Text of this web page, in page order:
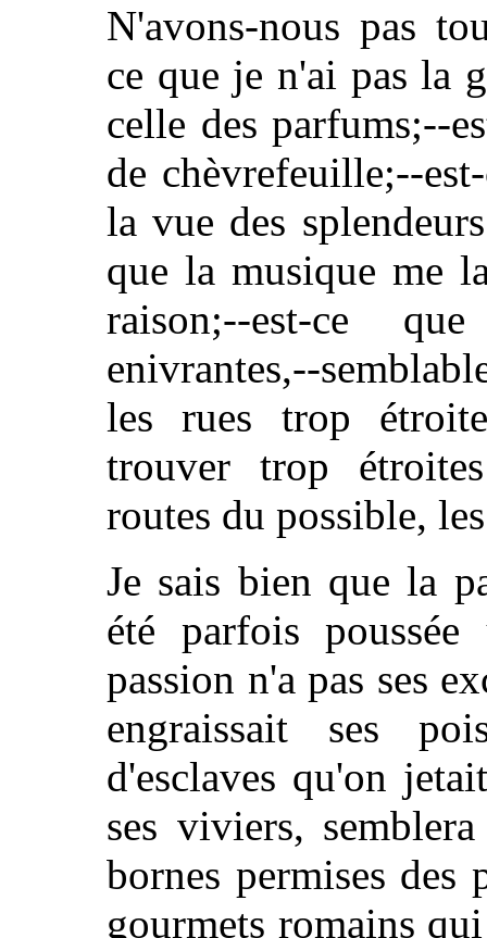
N'avons-nous pas
ce que je n'ai pas la
celle des parfums;--
de chèvrefeuille;--
la vue des
que la musique me
raison;--est-ce
enivrantes,--
les rues trop
trouver trop
routes du possible,
Je sais bien que la
été parfois
passion n'a pas ses
engraissait ses
d'esclaves qu'on
ses viviers,
bornes permises des
gourmets romains